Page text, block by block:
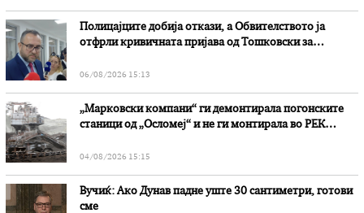
Полицајците добија откази, а Обвителството ја
отфрли кривичната пријава од Тошковски за
06/08/2026 15:13
„Марковски компани“ ги демонтирала погонските
станици од „Осломеј“ и не ги монтирала во РЕК
04/08/2026 15:15
Вучиќ: Ако Дунав падне уште 30 сантиметри, готови
сме